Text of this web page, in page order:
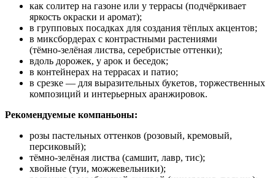
как солитер на газоне или у террасы (подчёркивает
яркость окраски и аромат);
в групповых посадках для создания тёплых акцентов;
в миксбордерах с контрастными растениями
(тёмно‑зелёная листва, серебристые оттенки);
вдоль дорожек, у арок и беседок;
в контейнерах на террасах и патио;
в срезке — для выразительных букетов, торжественных
композиций и интерьерных аранжировок.
Рекомендуемые компаньоны:
розы пастельных оттенков (розовый, кремовый,
персиковый);
тёмно‑зелёная листва (самшит, лавр, тис);
хвойные (туи, можжевельники);